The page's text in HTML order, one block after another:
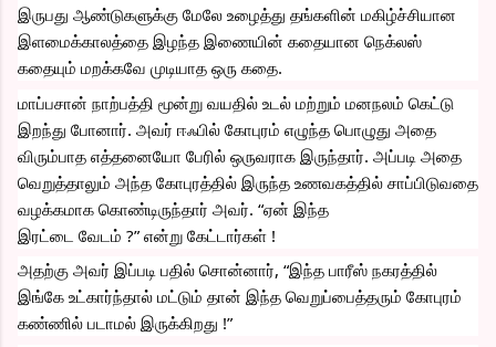
இருபது ஆண்டுகளுக்கு மேலே உழைத்து தங்களின் மகிழ்ச்சியான
இளமைக்காலத்தை இழந்த இணையின் கதையான நெக்லஸ்
கதையும் மறக்கவே முடியாத ஒரு கதை.
மாப்பசான் நாற்பத்தி மூன்று வயதில் உடல் மற்றும் மனநலம் கெட்டு
இறந்து போனார். அவர் ஈஃபில் கோபுரம் எழுந்த பொழுது அதை
விரும்பாத எத்தனையோ பேரில் ஒருவராக இருந்தார். அப்படி அதை
வெறுத்தாலும் அந்த கோபுரத்தில் இருந்த உணவகத்தில் சாப்பிடுவதை
வழக்கமாக கொண்டிருந்தார் அவர். “ஏன் இந்த
இரட்டை வேடம் ?” என்று கேட்டார்கள் !
அதற்கு அவர் இப்படி பதில் சொன்னார், “இந்த பாரீஸ் நகரத்தில்
இங்கே உட்கார்ந்தால் மட்டும் தான் இந்த வெறுப்பைத்தரும் கோபுரம்
கண்ணில் படாமல் இருக்கிறது !”